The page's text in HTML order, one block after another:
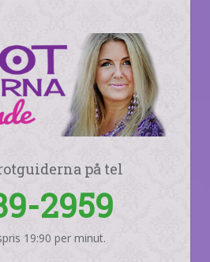
på tel
2959
19:90 per minut.